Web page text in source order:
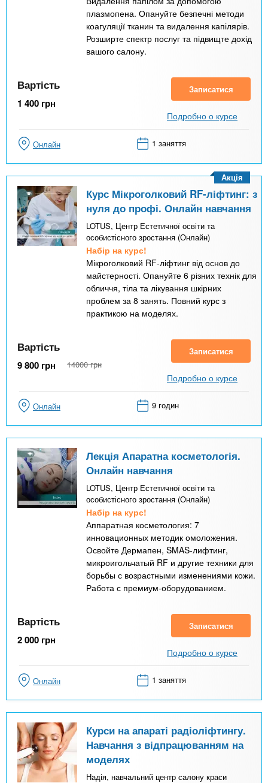
плазмопена. Опануйте безпечні методи
коагуляції тканин та видалення капілярів.
Розширте спектр послуг та підвищте дохід
вашого салону.
Вартість
1 400 грн
Записатися
Подробно о курсе
Онлайн 1 заняття
Курс Мікроголковий RF-ліфтинг: з
нуля до профі. Онлайн навчання
LOTUS, Центр Естетичної освіти та
особистісного зростання (Онлайн)
Набір на курс!
Мікроголковий RF-ліфтинг від основ до
майстерності. Опануйте 6 різних технік для
обличчя, тіла та лікування шкірних
проблем за 8 занять. Повний курс з
практикою на моделях.
Акція
Вартість
9 800 грн 14000 грн
Записатися
Подробно о курсе
Онлайн 9 годин
Лекція Апаратна косметологія.
Онлайн навчання
LOTUS, Центр Естетичної освіти та
особистісного зростання (Онлайн)
Набір на курс!
Аппаратная косметология: 7
инновационных методик омоложения.
Освойте Дермапен, SMAS-лифтинг,
микроигольчатый RF и другие техники для
борьбы с возрастными изменениями кожи.
Работа с премиум-оборудованием.
Вартість
2 000 грн
Записатися
Подробно о курсе
Онлайн 1 заняття
Курси на апараті радіоліфтингу.
Навчання з відпрацюванням на
моделях
Надія, навчальний центр салону краси